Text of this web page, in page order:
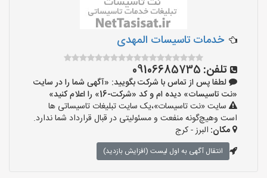
خدمات تاسیسات المهدی
تلفن: 09106685735
لطفا پس از تماس با شرکت بگویید: «آگهی شما را در سایت
«نت تاسیسات» دیده ام و کد «شرکت-16» را اعلام کنید»
سایت «نت تاسیسات»،یک سایت تبلیغات تاسیساتی ها
است وهیچ‌گونه منفعت و مسئولیتی در قبال قرارداد شما ندارد.
مکان: البرز - کرج
انتقال آگهی به اول لیست (افزایش بازدید)